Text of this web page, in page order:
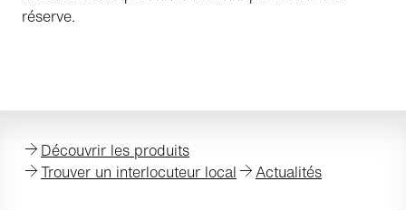
réserve.
Découvrir les produits
Trouver un interlocuteur local
Actualités